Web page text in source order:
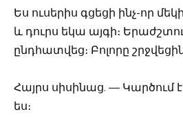
Ես ուսերիս գցեցի ինչ-որ
և դուրս եկա այգի։
ընդհատվեց։ Բոլորը
Հայրս սիսինաց. — Կարծում
ես։